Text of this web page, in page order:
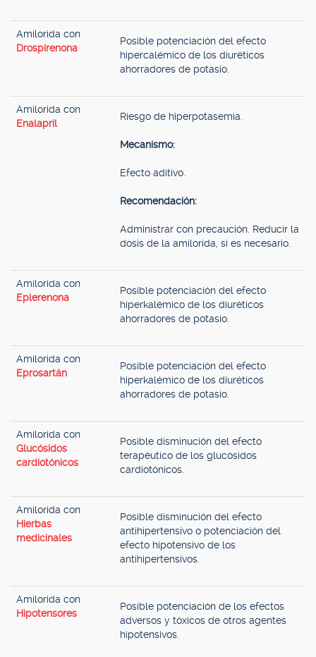
Amilorida con
Drospirenona
Posible potenciación del efecto
hipercalémico de los diuréticos
ahorradores de potasio.
Amilorida con
Enalapril
Riesgo de hiperpotasemia.
Mecanismo:
Efecto aditivo.
Recomendación:
Administrar con precaución. Reducir la
dosis de la amilorida, si es necesario.
Amilorida con
Eplerenona
Posible potenciación del efecto
hiperkalémico de los diuréticos
ahorradores de potasio.
Amilorida con
Eprosartán
Posible potenciación del efecto
hiperkalémico de los diuréticos
ahorradores de potasio.
Amilorida con
Glucósidos
cardiotónicos
Posible disminución del efecto
terapéutico de los glucósidos
cardiotónicos.
Amilorida con
Hierbas
medicinales
Posible disminución del efecto
antihipertensivo o potenciación del
efecto hipotensivo de los
antihipertensivos.
Amilorida con
Hipotensores
Posible potenciación de los efectos
adversos y tóxicos de otros agentes
hipotensivos.